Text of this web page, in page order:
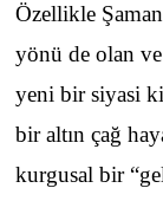
Özellikle
yönü de olan
yeni bir siyasi
bir altın çağ
kurgusal bir